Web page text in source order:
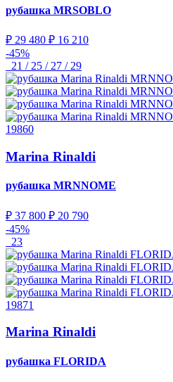
рубашка MRSOBLO
₽ 29 480 ₽ 16 210
-45%
21 / 25 / 27 / 29
19860
Marina Rinaldi
рубашка MRNNOME
₽ 37 800 ₽ 20 790
-45%
23
19871
Marina Rinaldi
рубашка FLORIDA